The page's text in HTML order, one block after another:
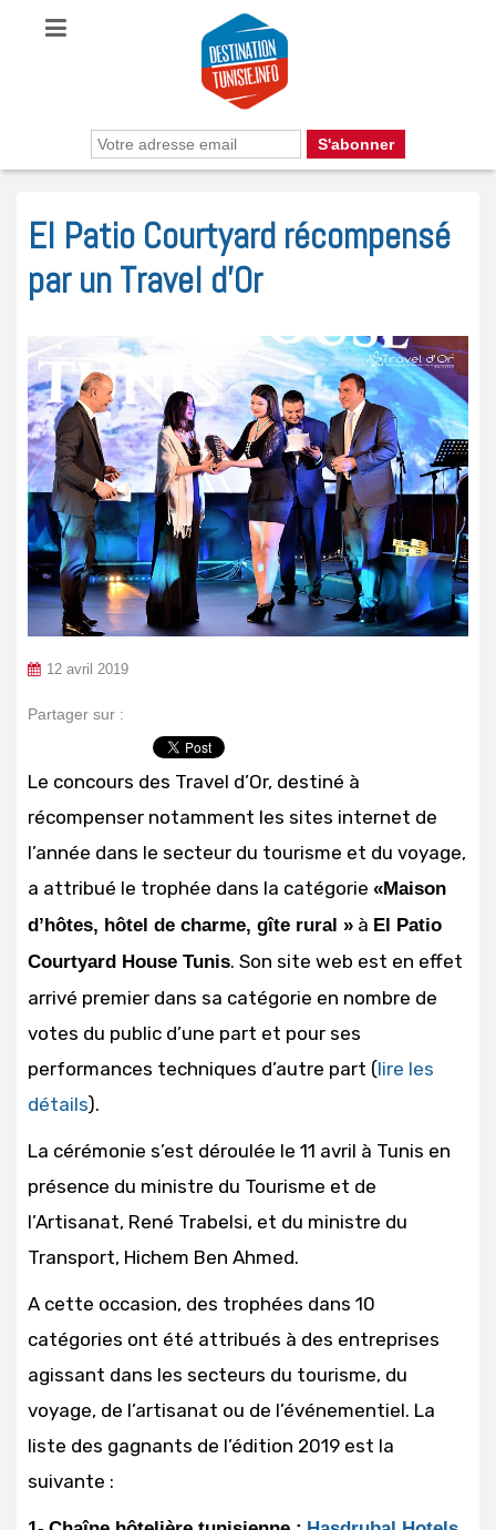
El Patio Courtyard récompensé
par un Travel d’Or
12 avril 2019
Partager sur :
Le concours des Travel d’Or, destiné à
récompenser notamment les sites internet de
l’année dans le secteur du tourisme et du voyage,
a attribué le trophée dans la catégorie «Maison
d’hôtes, hôtel de charme, gîte rural » à El Patio
Courtyard House Tunis. Son site web est en effet
arrivé premier dans sa catégorie en nombre de
votes du public d’une part et pour ses
performances techniques d’autre part (lire les
détails).
La cérémonie s’est déroulée le 11 avril à Tunis en
présence du ministre du Tourisme et de
l’Artisanat, René Trabelsi, et du ministre du
Transport, Hichem Ben Ahmed.
A cette occasion, des trophées dans 10
catégories ont été attribués à des entreprises
agissant dans les secteurs du tourisme, du
voyage, de l’artisanat ou de l’événementiel. La
liste des gagnants de l’édition 2019 est la
suivante :